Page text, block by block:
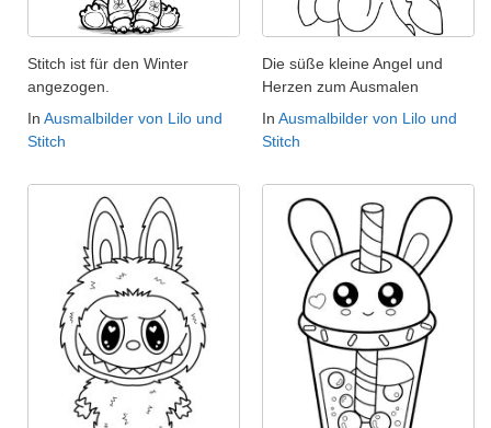
Stitch ist für den Winter
angezogen.
In Ausmalbilder von Lilo und
Stitch
Die süße kleine Angel und
Herzen zum Ausmalen
In Ausmalbilder von Lilo und
Stitch